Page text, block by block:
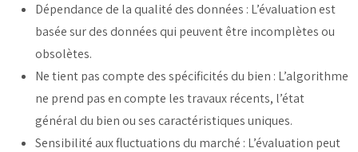
Dépendance de la qualité des données : L’évaluation est
basée sur des données qui peuvent être incomplètes ou
obsolètes.
Ne tient pas compte des spécificités du bien : L’algorithme
ne prend pas en compte les travaux récents, l’état
général du bien ou ses caractéristiques uniques.
Sensibilité aux fluctuations du marché : L’évaluation peut